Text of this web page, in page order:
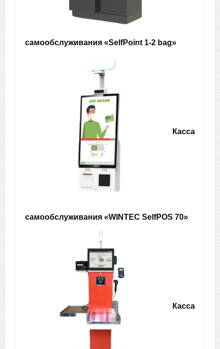
самообслуживания «SelfPoint 1-2 bag»
Касса
самообслуживания «WINTEC SelfPOS 70»
Касса